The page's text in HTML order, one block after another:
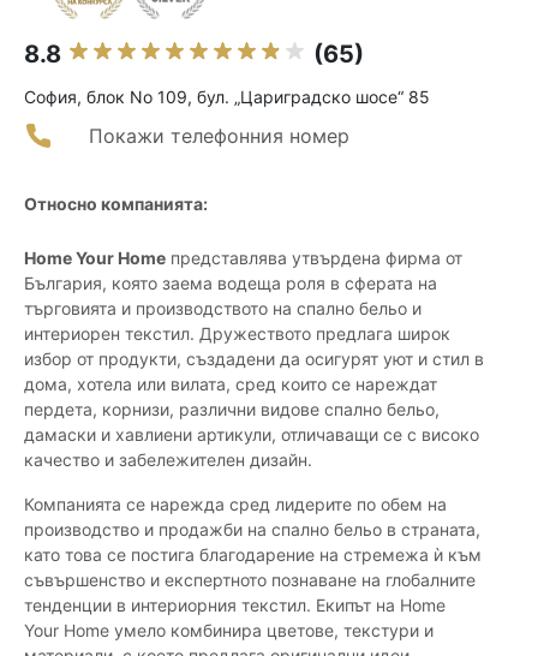
8.8 (65)
София, блок No 109, бул. „Цариградско шосе“ 85
Покажи телефонния номер
Относно компанията:
Home Your Home представлява утвърдена фирма от
България, която заема водеща роля в сферата на
търговията и производството на спално бельо и
интериорен текстил. Дружеството предлага широк
избор от продукти, създадени да осигурят уют и стил в
дома, хотела или вилата, сред които се нареждат
пердета, корнизи, различни видове спално бельо,
дамаски и хавлиени артикули, отличаващи се с високо
качество и забележителен дизайн.
Компанията се нарежда сред лидерите по обем на
производство и продажби на спално бельо в страната,
като това се постига благодарение на стремежа ѝ към
съвършенство и експертното познаване на глобалните
тенденции в интериорния текстил. Екипът на Home
Your Home умело комбинира цветове, текстури и